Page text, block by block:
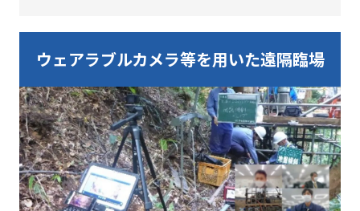
ウェアラブルカメラ等を用いた遠隔臨場